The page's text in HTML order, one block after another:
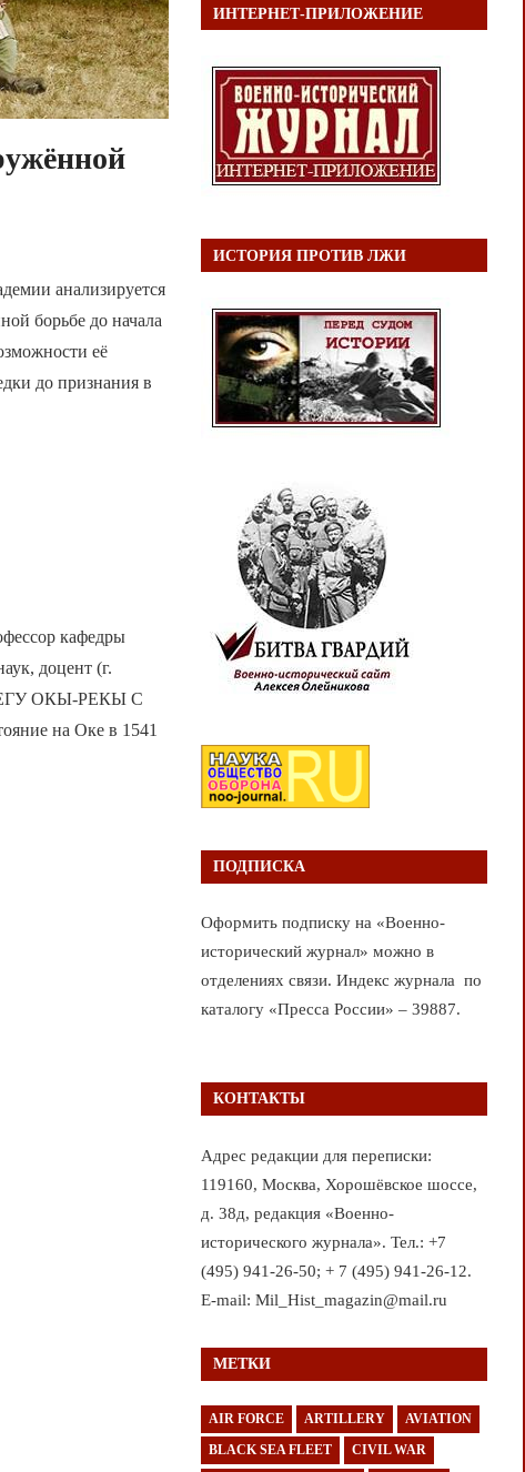
анализируется
борьбе до начала
её
до признания в
кафедры
доцент (г.
ОКЫ-РЕКЫ С
на Оке в 1541
ИНТЕРНЕТ-ПРИЛОЖЕНИЕ
ИСТОРИЯ ПРОТИВ ЛЖИ
ПОДПИСКА
Оформить подписку на «Военно-
исторический журнал» можно в
отделениях связи. Индекс журнала по
каталогу «Пресса России» – 39887.
КОНТАКТЫ
Адрес редакции для переписки:
119160, Москва, Хорошёвское шоссе,
д. 38д, редакция «Военно-
исторического журнала». Тел.: +7
(495) 941-26-50; + 7 (495) 941-26-12.
E-mail: Mil_Hist_magazin@mail.ru
МЕТКИ
AIR FORCE ARTILLERY AVIATION
BLACK SEA FLEET CIVIL WAR